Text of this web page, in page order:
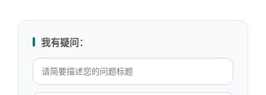
我有疑问：